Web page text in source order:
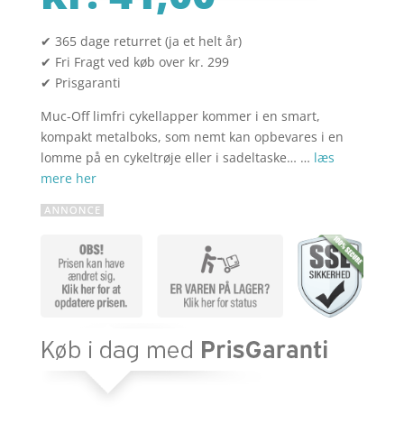
✔ 365 dage returret (ja et helt år)
✔ Fri Fragt ved køb over kr. 299
✔ Prisgaranti
Muc-Off limfri cykellapper kommer i en smart,
kompakt metalboks, som nemt kan opbevares i en
lomme på en cykeltrøje eller i sadeltaske… … læs
mere her